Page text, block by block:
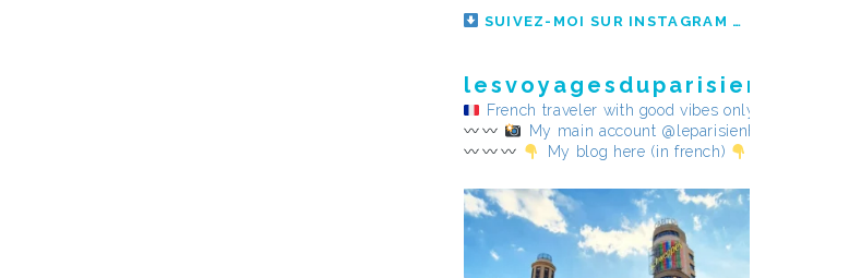
SUIVEZ-MOI SUR INSTAGRAM
French traveler with good vibes only
My main account @leparisienheureux
My blog here (in french)